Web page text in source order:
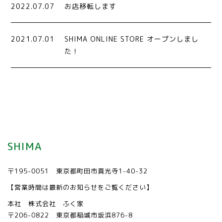
2022.07.07 お店移転します
2021.07.01
SHIMA ONLINE STORE オープンしまし
た！
SHIMA
〒195-0051 東京都町田市真光寺1-40-32
【営業時間は最新のお知らせをご覧ください】
本社 株式会社 ふく家
〒206-0822 東京都稲城市坂浜876-8